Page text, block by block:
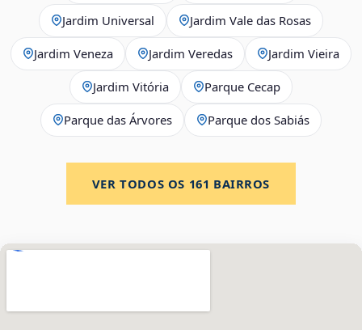
Jardim Universal Jardim Vale das Rosas
Jardim Veneza Jardim Veredas Jardim Vieira
Jardim Vitória Parque Cecap
Parque das Árvores Parque dos Sabiás
VER TODOS OS 161 BAIRROS